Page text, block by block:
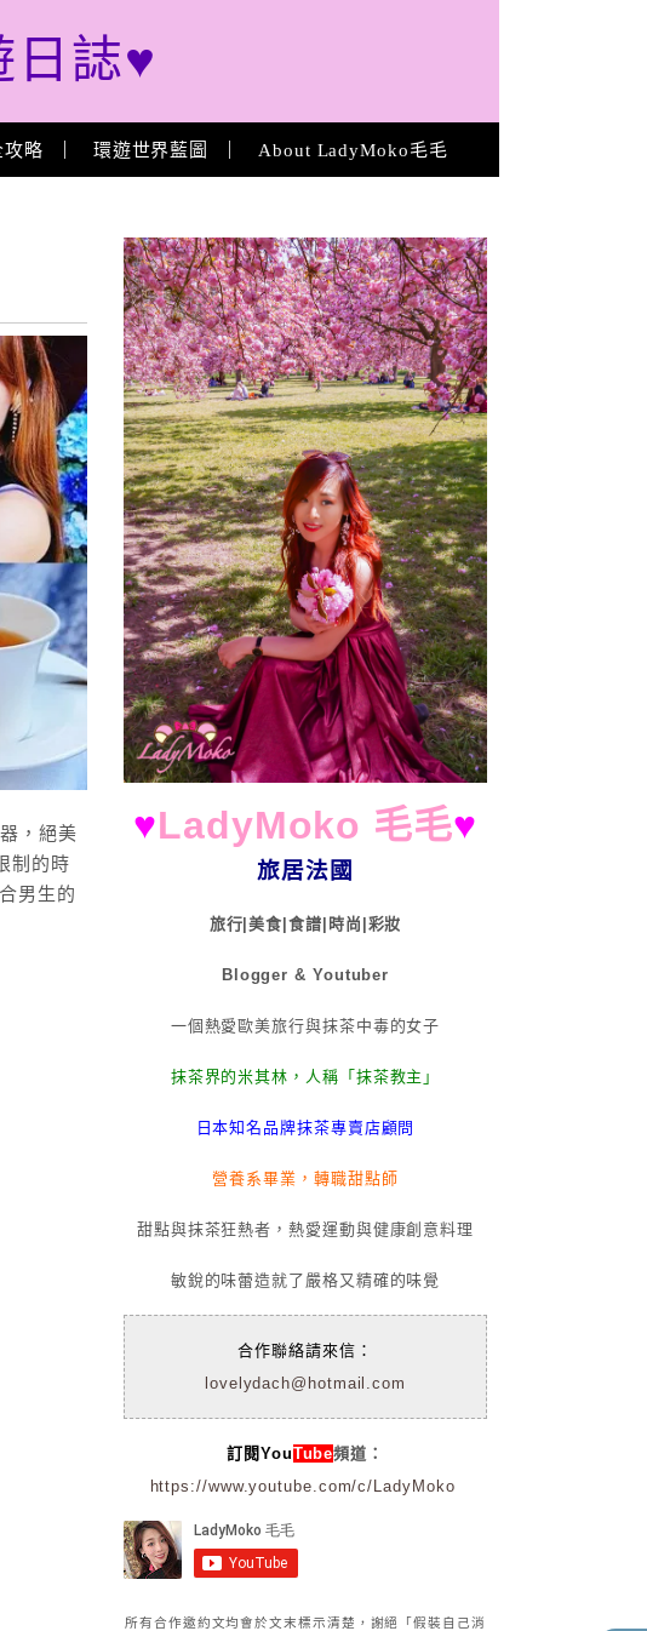
日誌♥
攻略 環遊世界藍圖 About LadyMoko毛毛
，絕美
制的時
男生的
About
♥LadyMoko 毛毛♥
旅居法國
旅行|美食|食譜|時尚|彩妝
Blogger & Youtuber
一個熱愛歐美旅行與抹茶中毒的女子
抹茶界的米其林，人稱「抹茶教主」
日本知名品牌抹茶專賣店顧問
營養系畢業，轉職甜點師
甜點與抹茶狂熱者，熱愛運動與健康創意料理
敏銳的味蕾造就了嚴格又精確的味覺
合作聯絡請來信：
lovelydach@hotmail.com
訂閱YouTube頻道：
https://www.youtube.com/c/LadyMoko
所有合作邀約文均會於文末標示清楚，謝絕「假裝自己消